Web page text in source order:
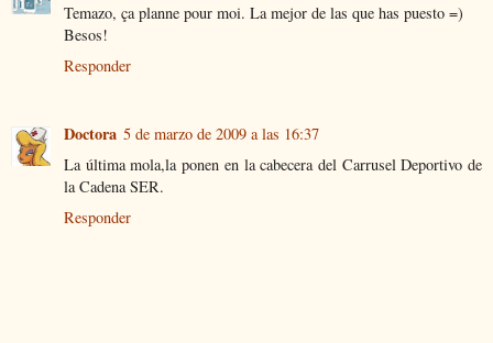
Temazo, ça planne pour moi. La mejor de las que has puesto =)
Besos!
Responder
Doctora 5 de marzo de 2009 a las 16:37
La última mola,la ponen en la cabecera del Carrusel Deportivo de
la Cadena SER.
Responder